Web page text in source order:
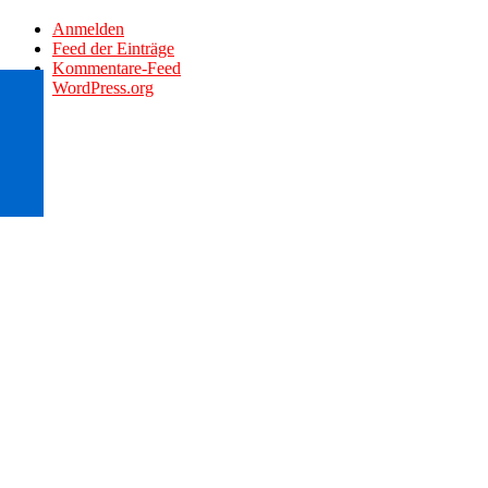
Anmelden
Feed der Einträge
Kommentare-Feed
WordPress.org